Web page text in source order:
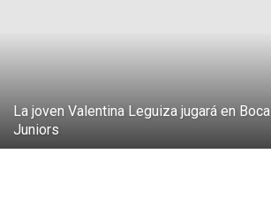
La joven Valentina Leguiza jugará en Boca
Juniors